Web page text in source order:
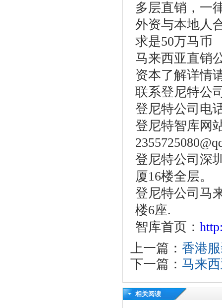
多层直销，一
外资与本地人
求是50万马币
马来西亚直销
资本了解详情
联系登尼特公
登尼特公司电
登尼特智库网
登尼特公司深
厦16楼全层。
登尼特公司马
楼6座.
智库首页：
上一篇： 香港
下一篇： 马来
相关阅读